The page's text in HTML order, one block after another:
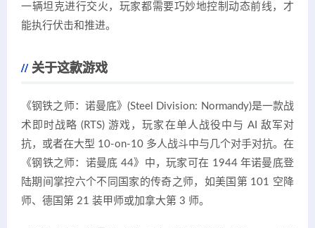
一辆坦克进行交火，玩家都需要巧妙地控制动态前线，才
能执行伏击和推进。
关于这款游戏
《钢铁之师：诺曼底》(Steel Division: Normandy)是一款战
术即时战略 (RTS) 游戏，玩家在单人战役中与 AI 敌军对
抗，或者在大型 10-on-10 多人战斗中与几个对手对抗。在
《钢铁之师：诺曼底 44》中，玩家可在 1944 年诺曼底登
陆期间掌控六个不同国家的传奇之师，如美国第 101 空降
师、德国第 21 装甲师或加拿大第 3 师。